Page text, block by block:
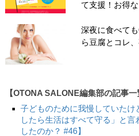
て支援！お得
深夜に食べて
ら豆腐とコレ
【OTONA SALONE編集部の記事一
子どものために我慢していた
したら生活はすべて守る」と
したのか？ #46】